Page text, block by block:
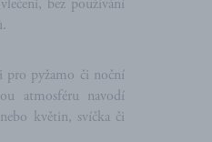
bez používání
pro pyžamo či noční
atmosféru navodí
květin, svíčka či